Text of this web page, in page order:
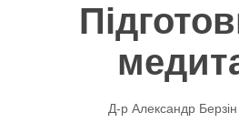
Д-р Александр Берзін